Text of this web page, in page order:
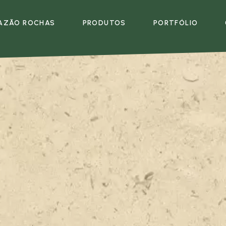
ROCHAS PRODUTOS PORTFÓLIO
PRODUTOS MULTIMÉDIA